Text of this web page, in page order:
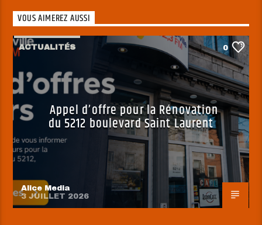
VOUS AIMEREZ AUSSI
ACTUALITÉS 0
Appel d’offre pour la Rénovation
du 5212 boulevard Saint Laurent
Alice Media
3 JUILLET 2026